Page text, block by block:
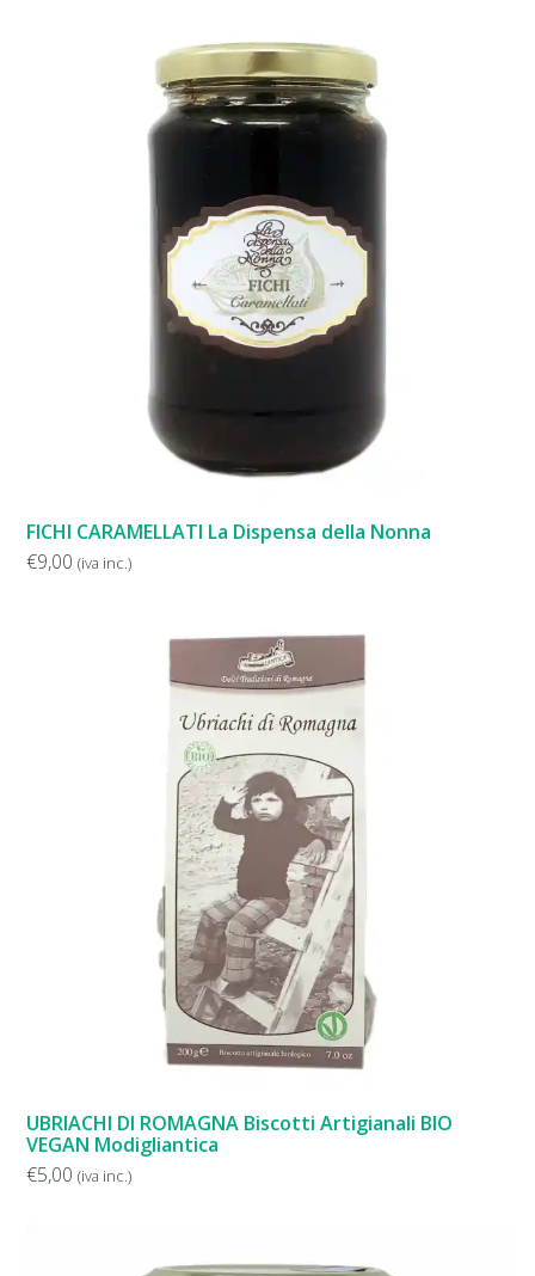
FICHI CARAMELLATI La Dispensa della Nonna
€9,00 (iva inc.)
UBRIACHI DI ROMAGNA Biscotti Artigianali BIO
VEGAN Modigliantica
€5,00 (iva inc.)